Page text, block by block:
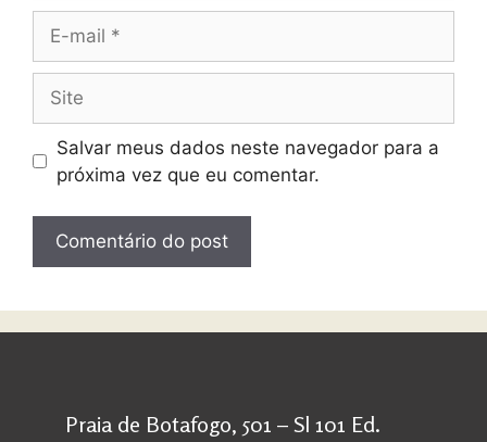
Salvar meus dados neste navegador para a
próxima vez que eu comentar.
Praia de Botafogo, 501 – Sl 101 Ed.